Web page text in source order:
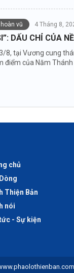
vũ 4 Tháng 8,
DẤU CHỈ CỦA
8, tại Vương cung
điểm của Năm
chủ
Thiện Bản
nói
- Sự kiện